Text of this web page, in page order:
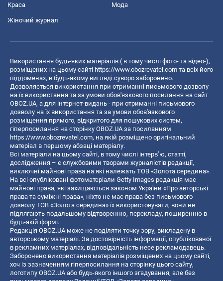
Краса Мода
Жіночий журнал
Використання будь-яких матеріалів ( в тому числі фото- та відео-),
розміщених на цьому сайті https://www.obozrevatel.com та всіх його
піддоменах, в будь-якому вигляді суворо заборонено.
Дозволяється використання при отриманні письмового дозволу
на їх використання та за умови обов'язкового посилання на сайт
OBOZ.UA, а для інтернет-видань - при отриманні письмового
дозволу на їх використання та за умови обов'язкового
розміщення прямого, відкритого для пошукових систем,
гіперпосилання на сторінку OBOZ.UA за посиланням
https://www.obozrevatel.com, на якій розміщено оригінальний
матеріал в першому абзаці матеріалу.
Всі матеріали на цьому сайті, в тому числі інтерв’ю, статті,
дослідження – є службовими творами журналістів редакції,
виключні майнові права на які належать ТОВ «Золота середина».
На всі опубліковані фотоматеріали Getty Images редакція має
майнові права, які захищаються законом України «Про авторські
права та суміжні права», ніхто не має права без письмового
дозволу ТОВ «Золота середина» їх використовувати, вони не
підлягають подальшому відтворенню, перекладу, поширенню в
будь-якій формі.
Редакція OBOZ.UA може не поділяти точку зору, викладену в
авторському матеріалі. За достовірність інформації, опублікованої
в рекламних матеріалах, відповідальність несе рекламодавець.
Заборонено використання матеріалів розміщених на цьому сайті,
хоч із зазначенням гіперпосилання на сторінку цього сайту,
логотипу OBOZ.UA або будь-якого іншого згадування, але без